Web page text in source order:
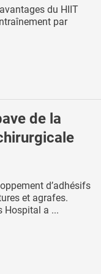
du HIIT
par
de la
d’adhésifs
et agrafes.
Hospital a ...